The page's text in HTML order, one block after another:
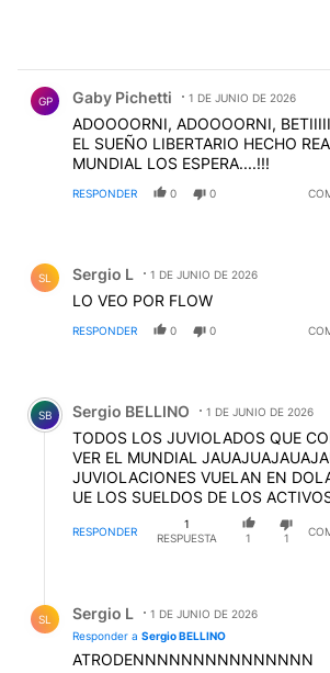
GP Gaby Pichetti 1 DE JUNIO DE 2026
ADOOOORNI, ADOOOORNI,
EL SUEÑO LIBERTARIO HECHO
MUNDIAL LOS ESPERA....!!!
RESPONDER 0 0
SL Sergio L 1 DE JUNIO DE 2026
LO VEO POR FLOW
RESPONDER 0 0
Comentario de Sergio BELLINO.
SB Sergio BELLINO 1 DE JUNIO DE 2026
TODOS LOS JUVIOLADOS QUE
VER EL MUNDIAL
JUVIOLACIONES VUELAN EN
UE LOS SUELDOS DE LOS
RESPONDER
1
RESPUESTA
1 1
SL Sergio L
1 DE JUNIO DE 2026
Responder a Sergio BELLINO
ATRODENNNNNNNNNNNNNNN